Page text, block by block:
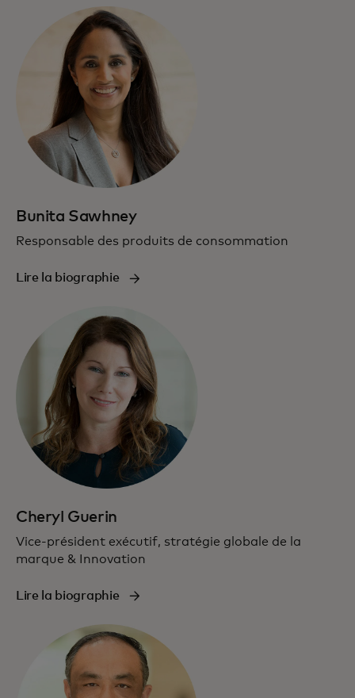
Bunita Sawhney
Responsable des produits de consommation
Lire la biographie
Cheryl Guerin
Vice-président exécutif, stratégie globale de la
marque & Innovation
Lire la biographie